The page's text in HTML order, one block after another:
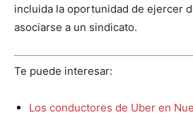
incluida la oportunidad de ejercer
asociarse a un sindicato.
Te puede interesar:
Los conductores de Uber en